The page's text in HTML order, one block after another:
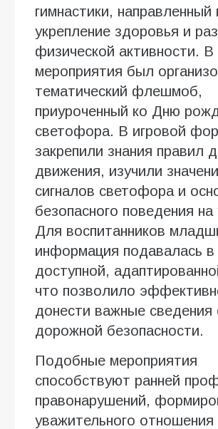
гимнастики, направленный
укрепление здоровья и
физической активности. В
мероприятия был
тематический флешмоб,
приуроченный ко Дню
светофора. В игровой
закрепили знания правил
движения, изучили
сигналов светофора и
безопасного поведения на
Для воспитанников
информация подавалась в
доступной,
что позволило
донести важные сведения
дорожной безопасности.
Подобные мероприятия
способствуют ранней
правонарушений,
уважительного отношения